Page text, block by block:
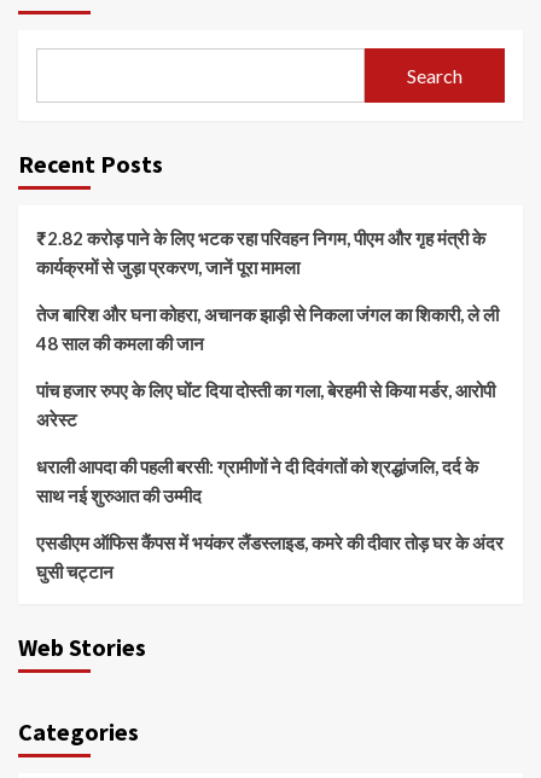
Search
Recent Posts
₹2.82 करोड़ पाने के लिए भटक रहा परिवहन निगम, पीएम और गृह मंत्री के
कार्यक्रमों से जुड़ा प्रकरण, जानें पूरा मामला
तेज बारिश और घना कोहरा, अचानक झाड़ी से निकला जंगल का शिकारी, ले ली
48 साल की कमला की जान
पांच हजार रुपए के लिए घोंट दिया दोस्ती का गला, बेरहमी से किया मर्डर, आरोपी
अरेस्ट
धराली आपदा की पहली बरसी: ग्रामीणों ने दी दिवंगतों को श्रद्धांजलि, दर्द के
साथ नई शुरुआत की उम्मीद
एसडीएम ऑफिस कैंपस में भयंकर लैंडस्लाइड, कमरे की दीवार तोड़ घर के अंदर
घुसी चट्टान
Web Stories
Categories